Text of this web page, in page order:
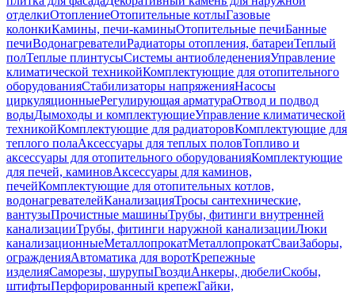
отделкиОтоплениеОтопительные котлыГазовые
колонкиКамины, печи-каминыОтопительные печиБанные
печиВодонагревателиРадиаторы отопления, батареиТеплый
полТеплые плинтусыСистемы антиобледененияУправление
климатической техникойКомплектующие для отопительного
оборудованияСтабилизаторы напряженияНасосы
циркуляционныеРегулирующая арматураОтвод и подвод
водыДымоходы и комплектующиеУправление климатической
техникойКомплектующие для радиаторовКомплектующие для
теплого полаАксессуары для теплых половТопливо и
аксессуары для отопительного оборудованияКомплектующие
для печей, каминовАксессуары для каминов,
печейКомплектующие для отопительных котлов,
водонагревателейКанализацияТросы сантехнические,
вантузыПрочистные машиныТрубы, фитинги внутренней
канализацииТрубы, фитинги наружной канализацииЛюки
канализационныеМеталлопрокатМеталлопрокатСваиЗаборы,
огражденияАвтоматика для воротКрепежные
изделияСаморезы, шурупыГвоздиАнкеры, дюбелиСкобы,
штифтыПерфорированный крепежГайки,